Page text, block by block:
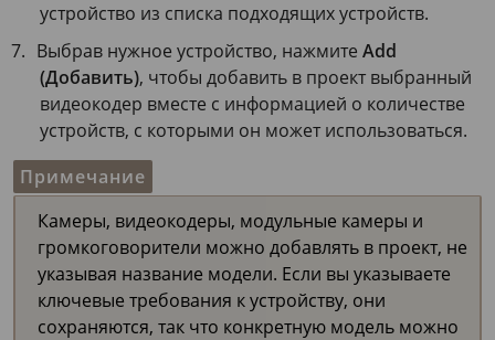
устройство из списка подходящих устройств.
Выбрав нужное устройство, нажмитеAdd
(Добавить), чтобы добавить в проект выбранный
видеокодер вместе с информацией о количестве
устройств, с которыми он может использоваться.
Примечание
Камеры, видеокодеры, модульные камеры и
громкоговорители можно добавлять в проект, не
указывая название модели. Если вы указываете
ключевые требования к устройству, они
сохраняются, так что конкретную модель можно